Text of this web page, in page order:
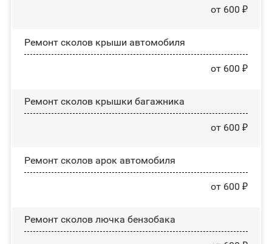
от 600 ₽
Ремонт сколов крыши автомобиля
от 600 ₽
Ремонт сколов крышки багажника
от 600 ₽
Ремонт сколов арок автомобиля
от 600 ₽
Ремонт сколов лючка бензобака